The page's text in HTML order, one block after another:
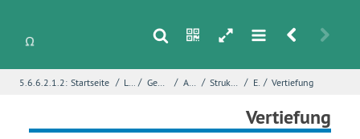
s n h m r u
5.6.6.2.1.2: Startseite / Lineare Algebra / Geometrische Abbildungen in der Ebene / Abbildung von Geraden / Strukturierung - Vektorielle Beschreibung von Geraden / Einstieg/ Vertiefung
Vertiefung